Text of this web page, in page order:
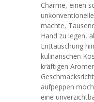
Charme, einen
machte,
Hand zu legen,
Enttäuschung
kulinarischen
kräftigen
aufpeppen
eine